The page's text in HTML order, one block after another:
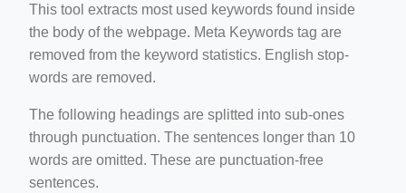
This tool extracts most used keywords found inside
the body of the webpage. Meta Keywords tag are
removed from the keyword statistics. English stop-
words are removed.
The following headings are splitted into sub-ones
through punctuation. The sentences longer than 10
words are omitted. These are punctuation-free
sentences.